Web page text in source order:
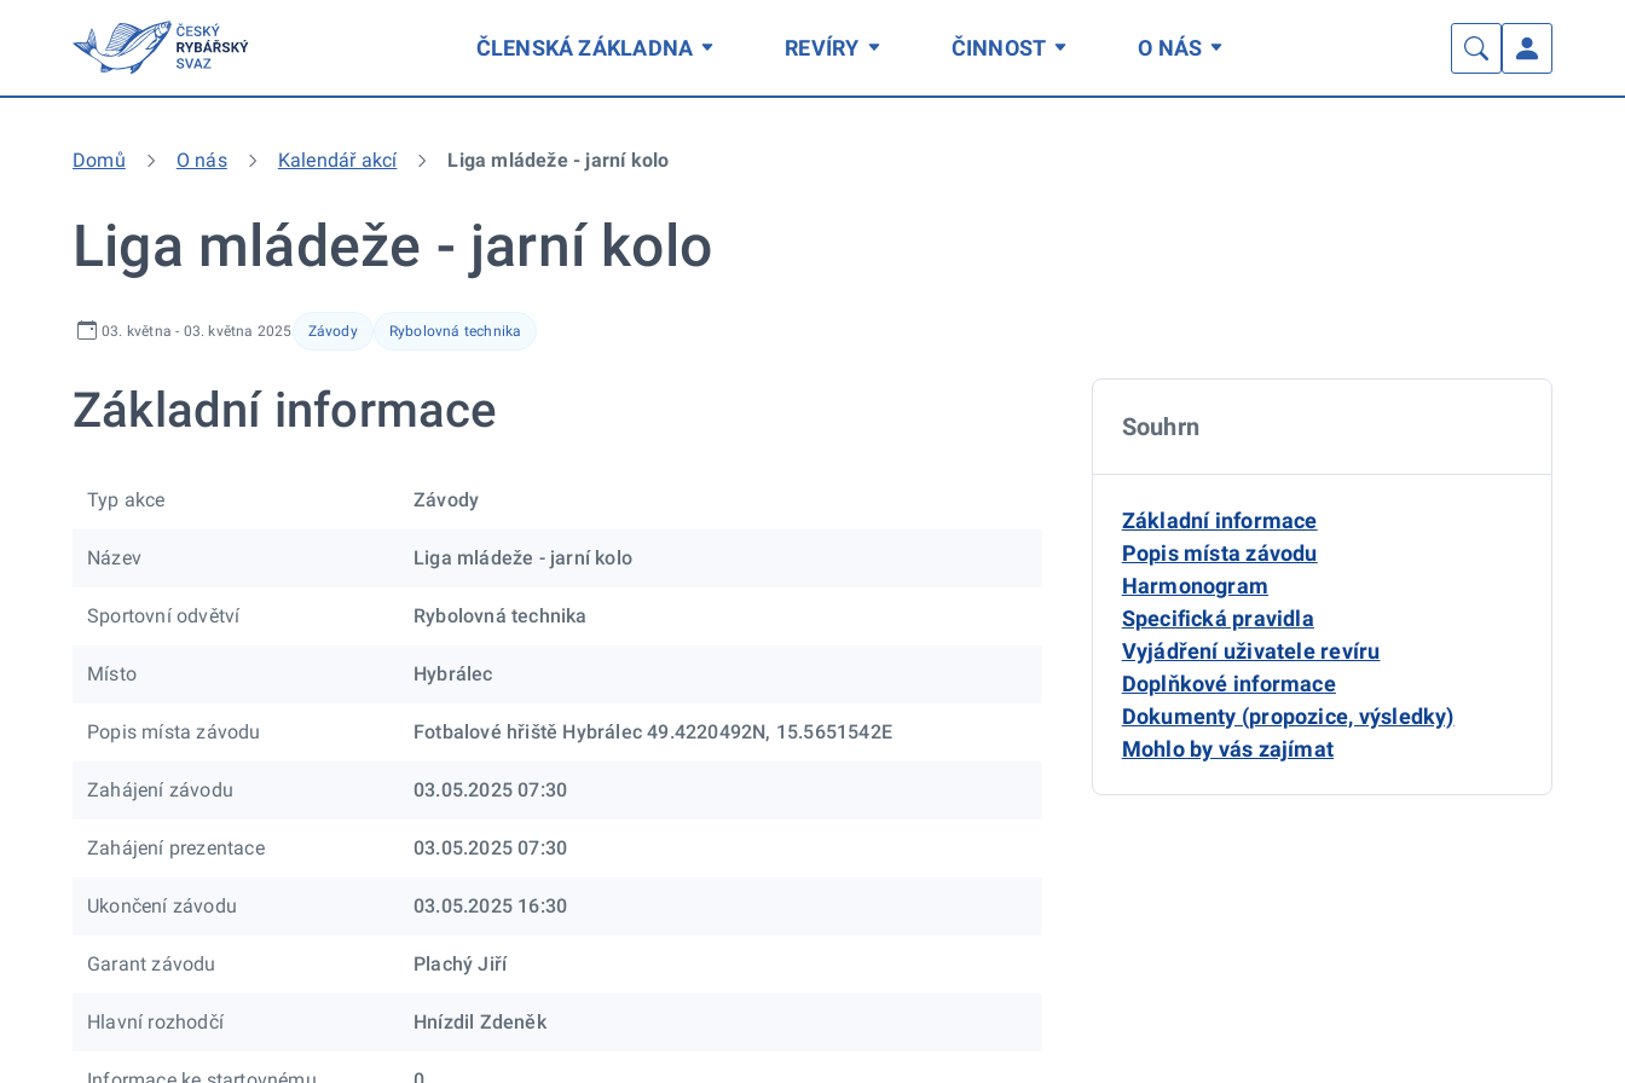
ČLENSKÁ ZÁKLADNA REVÍRY ČINNOST O NÁS
Domů O nás Kalendář akcí Liga mládeže - jarní kolo
Liga mládeže - jarní kolo
03. května - 03. května 2025 Závody Rybolovná technika
Souhrn
Základní informace
Popis místa závodu
Harmonogram
Specifická pravidla
Vyjádření uživatele revíru
Doplňkové informace
Dokumenty (propozice, výsledky)
Mohlo by vás zajímat
Základní informace
Typ akce Závody
Název Liga mládeže - jarní kolo
Sportovní odvětví Rybolovná technika
Místo Hybrálec
Popis místa závodu Fotbalové hřiště Hybrálec 49.4220492N, 15.5651542E
Zahájení závodu 03.05.2025 07:30
Zahájení prezentace 03.05.2025 07:30
Ukončení závodu 03.05.2025 16:30
Garant závodu Plachý Jiří
Hlavní rozhodčí Hnízdil Zdeněk